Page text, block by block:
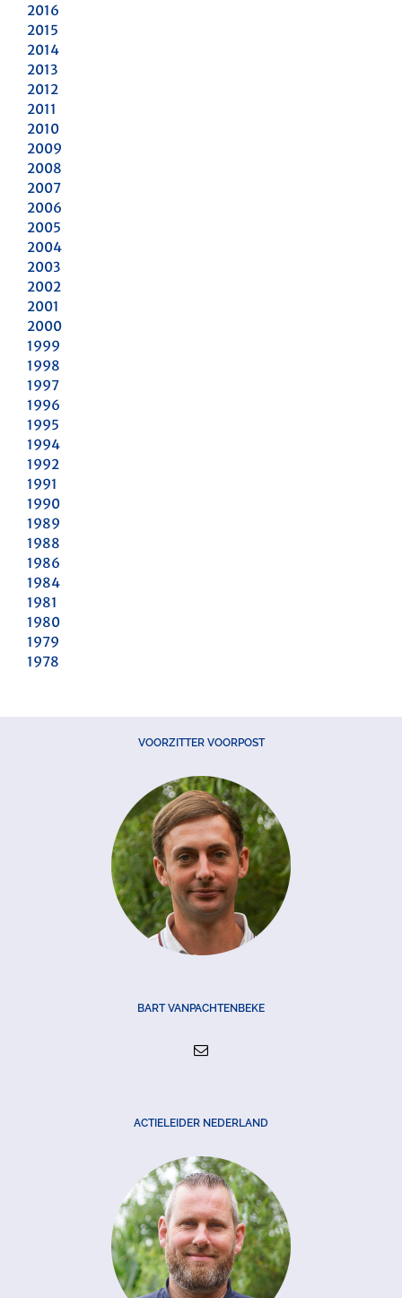
2016
2015
2014
2013
2012
2011
2010
2009
2008
2007
2006
2005
2004
2003
2002
2001
2000
1999
1998
1997
1996
1995
1994
1992
1991
1990
1989
1988
1986
1984
1981
1980
1979
1978
VOORZITTER VOORPOST
BART VANPACHTENBEKE
ACTIELEIDER NEDERLAND